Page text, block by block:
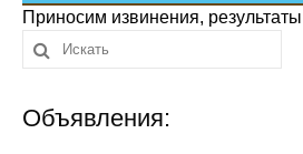
Сотрудники
Отчетность
Противодействие
Приносим извинения,
Объявления: